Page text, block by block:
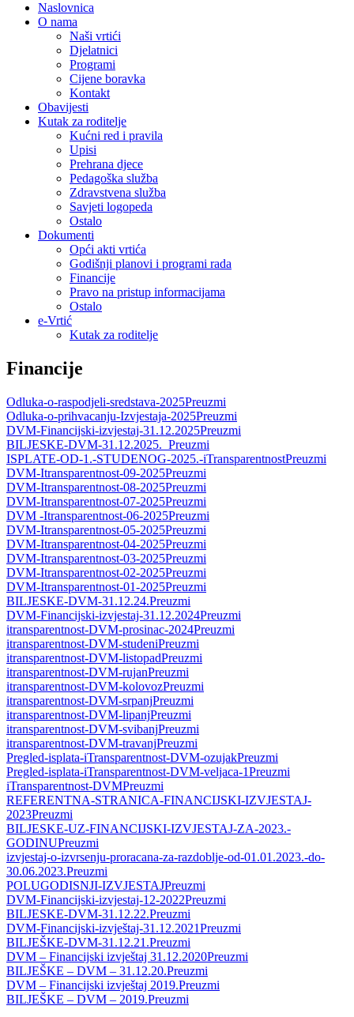
Naslovnica
O nama
Naši vrtići
Djelatnici
Programi
Cijene boravka
Kontakt
Obavijesti
Kutak za roditelje
Kućni red i pravila
Upisi
Prehrana djece
Pedagoška služba
Zdravstvena služba
Savjeti logopeda
Ostalo
Dokumenti
Opći akti vrtića
Godišnji planovi i programi rada
Financije
Pravo na pristup informacijama
Ostalo
e-Vrtić
Kutak za roditelje
Financije
Odluka-o-raspodjeli-sredstava-2025Preuzmi
Odluka-o-prihvacanju-Izvjestaja-2025Preuzmi
DVM-Financijski-izvjestaj-31.12.2025Preuzmi
BILJESKE-DVM-31.12.2025._ Preuzmi
ISPLATE-OD-1.-STUDENOG-2025.-iTransparentnostPreuzmi
DVM-Itransparentnost-09-2025Preuzmi
DVM-Itransparentnost-08-2025Preuzmi
DVM-Itransparentnost-07-2025Preuzmi
DVM -Itransparentnost-06-2025Preuzmi
DVM-Itransparentnost-05-2025Preuzmi
DVM-Itransparentnost-04-2025Preuzmi
DVM-Itransparentnost-03-2025Preuzmi
DVM-Itransparentnost-02-2025Preuzmi
DVM-Itransparentnost-01-2025Preuzmi
BILJESKE-DVM-31.12.24.Preuzmi
DVM-Financijski-izvjestaj-31.12.2024Preuzmi
itransparentnost-DVM-prosinac-2024Preuzmi
itransparentnost-DVM-studeniPreuzmi
itransparentnost-DVM-listopadPreuzmi
itransparentnost-DVM-rujanPreuzmi
itransparentnost-DVM-kolovozPreuzmi
itransparentnost-DVM-srpanjPreuzmi
itransparentnost-DVM-lipanjPreuzmi
itransparentnost-DVM-svibanjPreuzmi
itransparentnost-DVM-travanjPreuzmi
Pregled-isplata-iTransparentnost-DVM-ozujakPreuzmi
Pregled-isplata-iTransparentnost-DVM-veljaca-1Preuzmi
iTransparentnost-DVMPreuzmi
REFERENTNA-STRANICA-FINANCIJSKI-IZVJESTAJ-
2023Preuzmi
BILJESKE-UZ-FINANCIJSKI-IZVJESTAJ-ZA-2023.-
GODINUPreuzmi
izvjestaj-o-izvrsenju-proracana-za-razdoblje-od-01.01.2023.-do-
30.06.2023.Preuzmi
POLUGODISNJI-IZVJESTAJPreuzmi
DVM-Financijski-izvjestaj-12-2022Preuzmi
BILJESKE-DVM-31.12.22.Preuzmi
DVM-Financijski-izvještaj-31.12.2021Preuzmi
BILJEŠKE-DVM-31.12.21.Preuzmi
DVM – Financijski izvještaj 31.12.2020Preuzmi
BILJEŠKE – DVM – 31.12.20.Preuzmi
DVM – Financijski izvještaj 2019.Preuzmi
BILJEŠKE – DVM – 2019.Preuzmi